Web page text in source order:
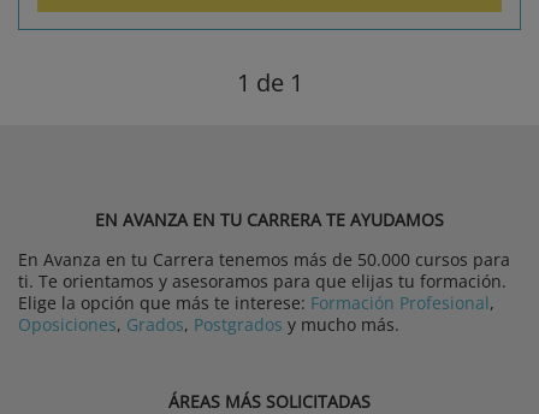
1 de 1
EN AVANZA EN TU CARRERA TE AYUDAMOS
En Avanza en tu Carrera tenemos más de 50.000 cursos para
ti. Te orientamos y asesoramos para que elijas tu formación.
Elige la opción que más te interese: Formación Profesional,
Oposiciones, Grados, Postgrados y mucho más.
ÁREAS MÁS SOLICITADAS